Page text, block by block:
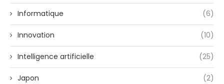
Informatique (6)
Innovation (10)
Intelligence artificielle (25)
Japon (2)